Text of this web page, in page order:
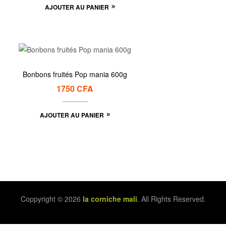
AJOUTER AU PANIER
Bonbons fruités Pop mania 600g
1750CFA
AJOUTER AU PANIER
Coppyright © 2026 la corniche mali. All Rights Reserved.